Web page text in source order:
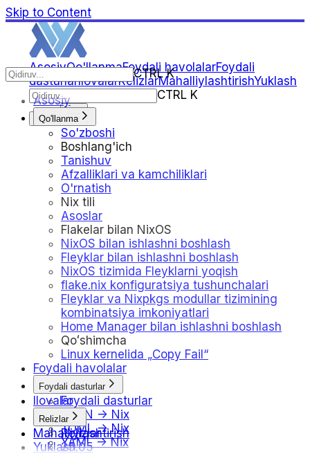
Skip to Content
AsosiyQo'llanmaFoydali havolalarFoydali
dasturlarIlovalarRelizlarMahalliylashtirishYuklash
CTRL K
Oq
CTRL K
Asosiy
Qo'llanma
So'zboshi
Boshlang'ich
Tanishuv
Afzalliklari va kamchiliklari
O'rnatish
Nix tili
Asoslar
Flakelar bilan NixOS
NixOS bilan ishlashni boshlash
Fleyklar bilan ishlashni boshlash
NixOS tizimida Fleyklarni yoqish
flake.nix konfiguratsiya tushunchalari
Fleyklar va Nixpkgs modullar tizimining
kombinatsiya imkoniyatlari
Home Manager bilan ishlashni boshlash
Qoʻshimcha
Linux kernelida „Copy Fail“
Foydali havolalar
Foydali dasturlar
Foydali dasturlar
JSON -> Nix
TOML -> Nix
YAML -> Nix
Ilovalar
Relizlar
Relizlar
25.05
Mahalliylashtirish
Yuklash